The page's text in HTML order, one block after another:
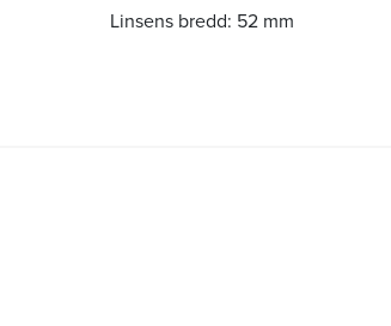
Linsens bredd: 52 mm